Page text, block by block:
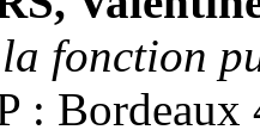
fonction
: